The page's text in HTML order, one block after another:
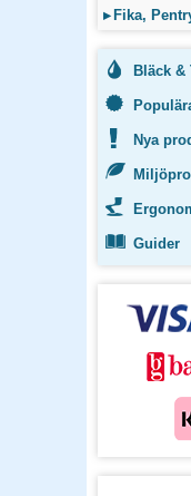
▸ Fika,
Bläck &
Nya
Guider